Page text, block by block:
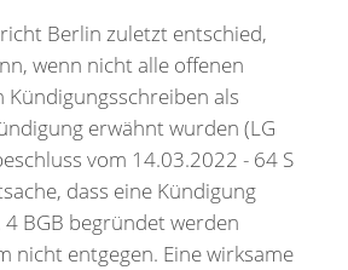
Berlin zuletzt entschied,
wenn nicht alle offenen
Kündigungsschreiben als
erwähnt wurden (LG
vom 14.03.2022 - 64 S
dass eine Kündigung
4 BGB begründet werden
nicht entgegen. Eine wirksame